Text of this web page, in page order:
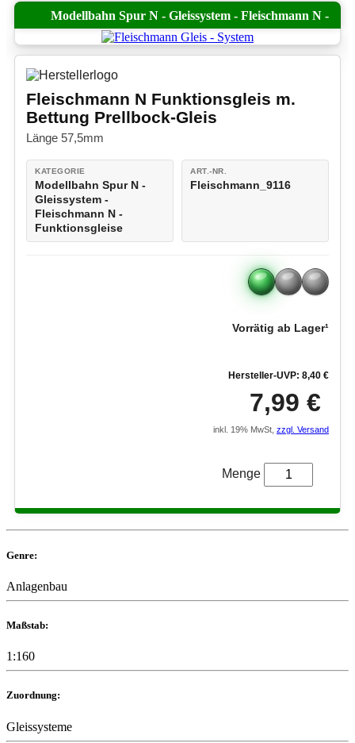
Modellbahn Spur N - Gleissystem - Fleischmann N -
Funktionsgleise
Fleischmann N Funktionsgleis m.
Bettung Prellbock-Gleis
Länge 57,5mm
KATEGORIE
Modellbahn Spur N -
Gleissystem -
Fleischmann N -
Funktionsgleise
ART.-NR.
Fleischmann_9116
Vorrätig ab Lager¹
Hersteller-UVP: 8,40 €
7,99 €
inkl. 19% MwSt, zzgl. Versand
Menge
Genre:
Anlagenbau
Maßstab:
1:160
Zuordnung:
Gleissysteme